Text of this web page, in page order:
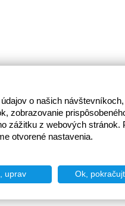
o našich
zobrazovanie
zážitku z webových stránok.
otvorené nastavenia.
uprav Ok,